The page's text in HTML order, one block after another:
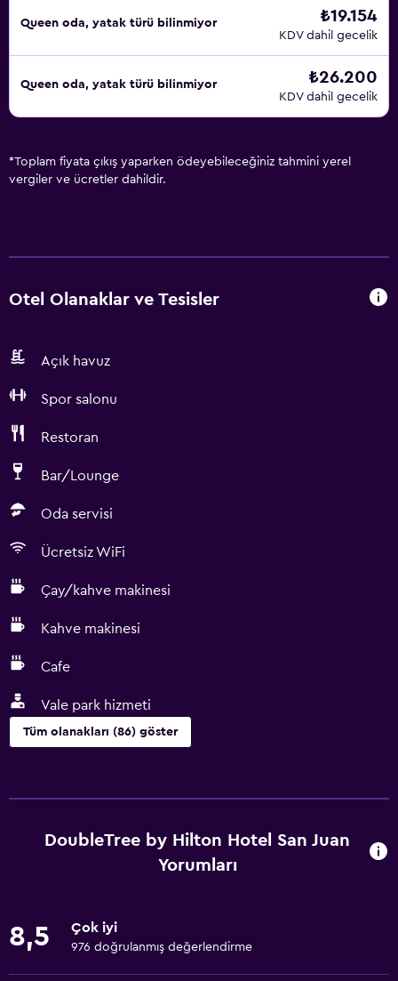
Queen oda, yatak türü bilinmiyor ₺19.154
KDV dahil gecelik
Queen oda, yatak türü bilinmiyor ₺26.200
KDV dahil gecelik
*Toplam fiyata çıkış yaparken ödeyebileceğiniz tahmini yerel
vergiler ve ücretler dahildir.
Otel Olanaklar ve Tesisler
Açık havuz
Spor salonu
Restoran
Bar/Lounge
Oda servisi
Ücretsiz WiFi
Çay/kahve makinesi
Kahve makinesi
Cafe
Vale park hizmeti
Tüm olanakları (86) göster
ATM bulunur
Toplantı/Resmi Yemek
Tesis bünyesinde küçük market
DoubleTree by Hilton Hotel San Juan
Yorumları
8,5 Çok iyi
976 doğrulanmış değerlendirme